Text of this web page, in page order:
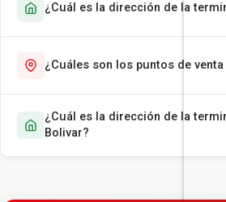
¿Cuál es la dirección de la
¿Cuáles son los puntos de
¿Cuál es la dirección de la
Bolivar?